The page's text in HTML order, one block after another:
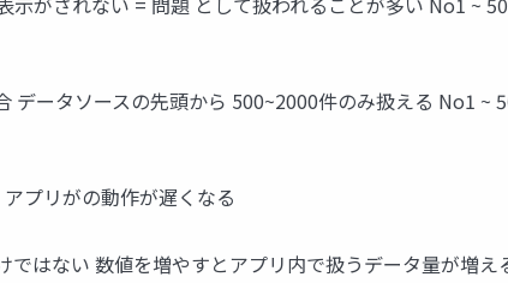
ータソースの先頭から 500~2000件のみ扱える No1 ~
プリがの動作が遅くなる
はない 数値を増やすとアプリ内で扱うデータ量が増え